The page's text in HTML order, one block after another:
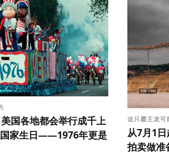
国各地都会举行成千上
家生日——1976年更是
这只霸王龙
从7月1
拍卖做准